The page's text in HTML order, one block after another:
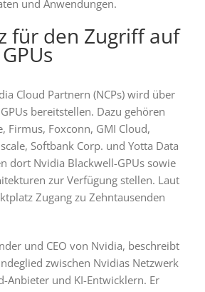
und Anwendungen.
für den Zugriff auf
Cloud Partnern (NCPs) wird über
bereitstellen. Dazu gehören
Firmus, Foxconn, GMI Cloud,
Softbank Corp. und Yotta Data
dort Nvidia Blackwell-GPUs sowie
zur Verfügung stellen. Laut
Zugang zu Zehntausenden
und CEO von Nvidia, beschreibt
zwischen Nvidias Netzwerk
Anbieter und KI-Entwicklern. Er